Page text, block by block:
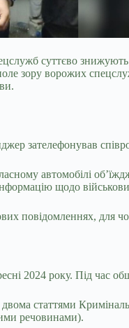
суттєво
зору ворожих
зателефонував
автомобілі
щодо
повідомленнях,
2024 року. Під час
статтями
речовинами).